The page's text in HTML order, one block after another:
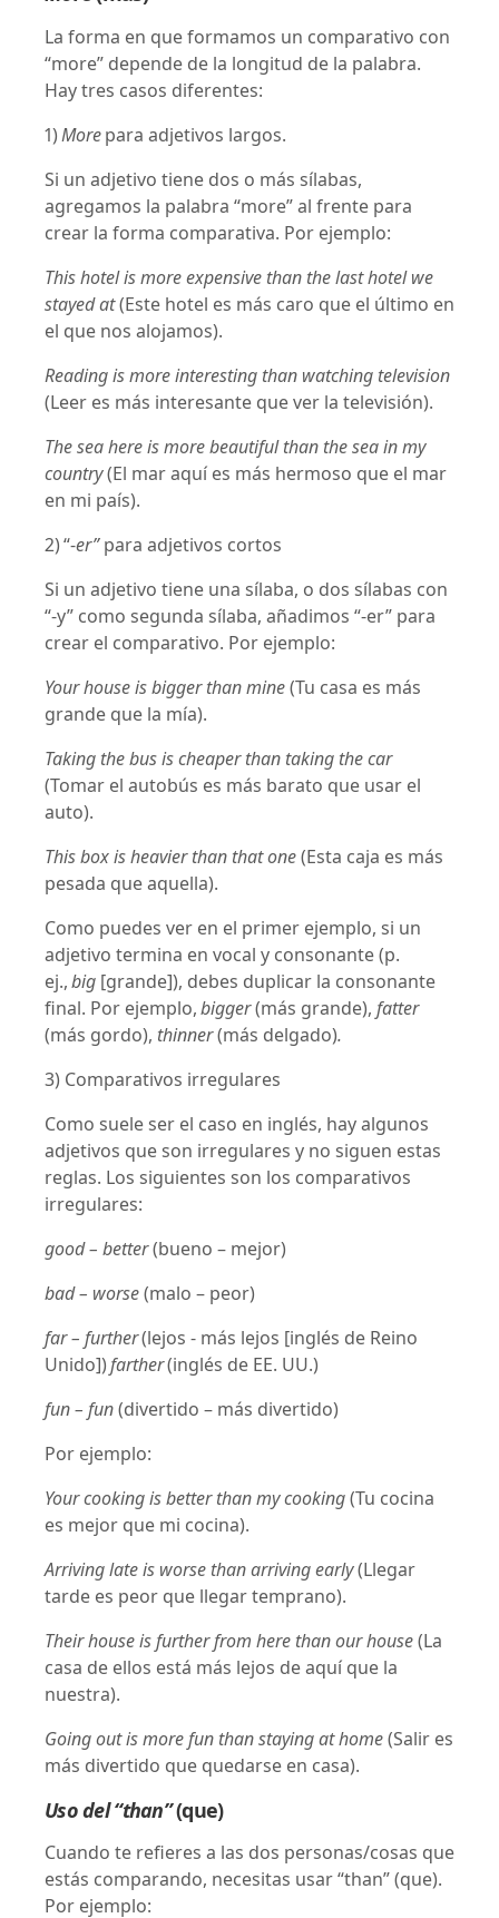
La forma en que formamos un comparativo con
“more” depende de la longitud de la palabra.
Hay tres casos diferentes:
1)Morepara adjetivos largos.
Si un adjetivo tiene dos o más sílabas,
agregamos la palabra “more” al frente para
crear la forma comparativa. Por ejemplo:
This hotel is more expensive than the last hotel we
stayed at(Este hotel es más caro que el último en
el que nos alojamos).
Reading is more interesting than watching television
(Leer es más interesante que ver la televisión).
The sea here is more beautiful than the sea in my
country(El mar aquí es más hermoso que el mar
en mi país).
2) “-er”para adjetivos cortos
Si un adjetivo tiene una sílaba, o dos sílabas con
“-y” como segunda sílaba, añadimos “-er” para
crear el comparativo. Por ejemplo:
Your house is bigger than mine(Tu casa es más
grande que la mía).
Taking the bus is cheaper than taking the car
(Tomar el autobús es más barato que usar el
auto).
This box is heavier than that one(Esta caja es más
pesada que aquella).
Como puedes ver en el primer ejemplo, si un
adjetivo termina en vocal y consonante (p.
ej.,big [grande]), debes duplicar la consonante
final. Por ejemplo,bigger(más grande), fatter
(más gordo), thinner(más delgado).
3) Comparativos irregulares
Como suele ser el caso en inglés, hay algunos
adjetivos que son irregulares y no siguen estas
reglas. Los siguientes son los comparativos
irregulares:
good – better(bueno – mejor)
bad – worse(malo – peor)
far – further(lejos - más lejos [inglés de Reino
Unido])farther(inglés de EE. UU.)
fun – fun(divertido – más divertido)
Por ejemplo:
Your cooking is better than my cooking(Tu cocina
es mejor que mi cocina).
Arriving late is worse than arriving early(Llegar
tarde es peor que llegar temprano).
Their house is further from here than our house(La
casa de ellos está más lejos de aquí que la
nuestra).
Going out is more fun than staying at home(Salir es
más divertido que quedarse en casa).
Uso del “than”(que)
Cuando te refieres a las dos personas/cosas que
estás comparando, necesitas usar “than” (que).
Por ejemplo: